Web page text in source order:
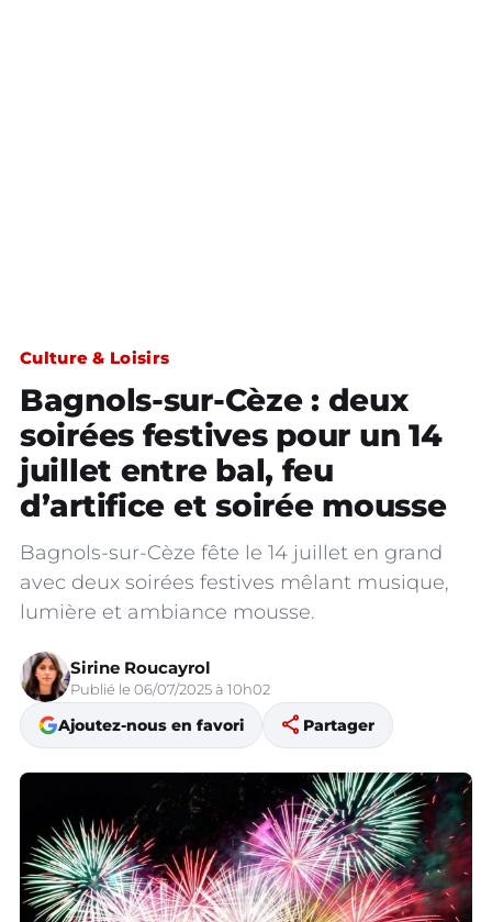
Culture & Loisirs
Bagnols-sur-Cèze : deux
soirées festives pour un 14
juillet entre bal, feu
d’artifice et soirée mousse
Bagnols-sur-Cèze fête le 14 juillet en grand
avec deux soirées festives mêlant musique,
lumière et ambiance mousse.
Sirine Roucayrol
Publié le 06/07/2025 à 10h02
Ajoutez-nous en favori share Partager